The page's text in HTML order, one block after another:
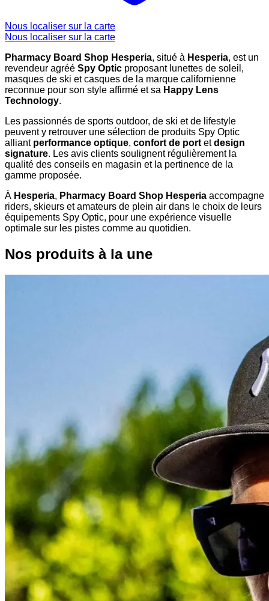
Nous localiser sur la carte
Nous localiser sur la carte
Pharmacy Board Shop Hesperia, situé à Hesperia, est un
revendeur agréé Spy Optic proposant lunettes de soleil,
masques de ski et casques de la marque californienne
reconnue pour son style affirmé et sa Happy Lens
Technology.
Les passionnés de sports outdoor, de ski et de lifestyle
peuvent y retrouver une sélection de produits Spy Optic
alliant performance optique, confort de portetdesign
signature. Les avis clients soulignent régulièrement la
qualité des conseils en magasin et la pertinence de la
gamme proposée.
À Hesperia, Pharmacy Board Shop Hesperia accompagne
riders, skieurs et amateurs de plein air dans le choix de leurs
équipements Spy Optic, pour une expérience visuelle
optimale sur les pistes comme au quotidien.
Nos produits à la une